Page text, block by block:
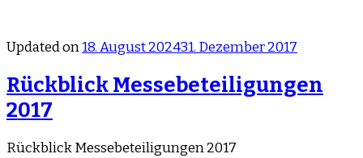
Updated on18. August 202431. Dezember 2017
Rückblick Messebeteiligungen
2017
Rückblick Messebeteiligungen 2017